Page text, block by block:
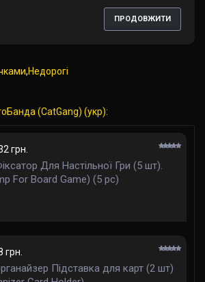
ПРОДОВЖИТИ
,Недорогі
(CatGang) (укр):
грн.
Для Настільної Гри (5 шт).
For Board Game) (5 pc)
грн.
Підставка для карт (2 шт)